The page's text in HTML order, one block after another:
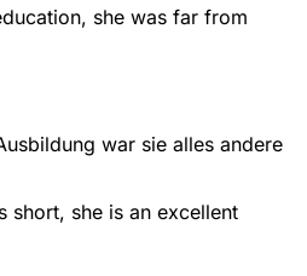
she was far from
war sie alles andere
short, she is an excellent